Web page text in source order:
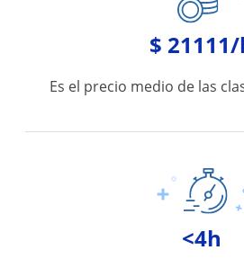
$
Es el precio medio de las
<4h